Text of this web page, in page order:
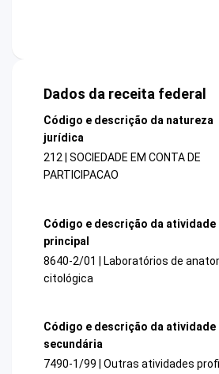
Dados da receita federal
Código e descrição da natureza
jurídica
212 | SOCIEDADE EM CONTA DE
PARTICIPACAO
Código e descrição da atividade
principal
8640-2/01 | Laboratórios de
citológica
Código e descrição da atividade
secundária
7490-1/99 | Outras atividades